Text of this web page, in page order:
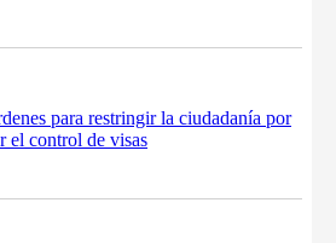
para restringir la ciudadanía por
el control de visas